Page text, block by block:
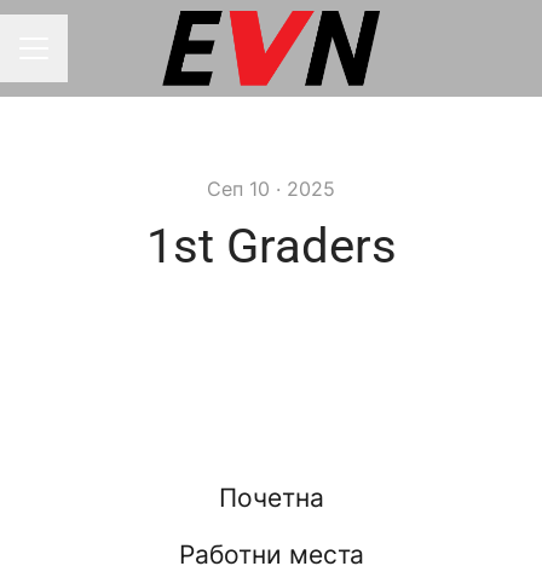
Мени за кариера
Сеп 10 · 2025
1st Graders
Почетна
Работни места